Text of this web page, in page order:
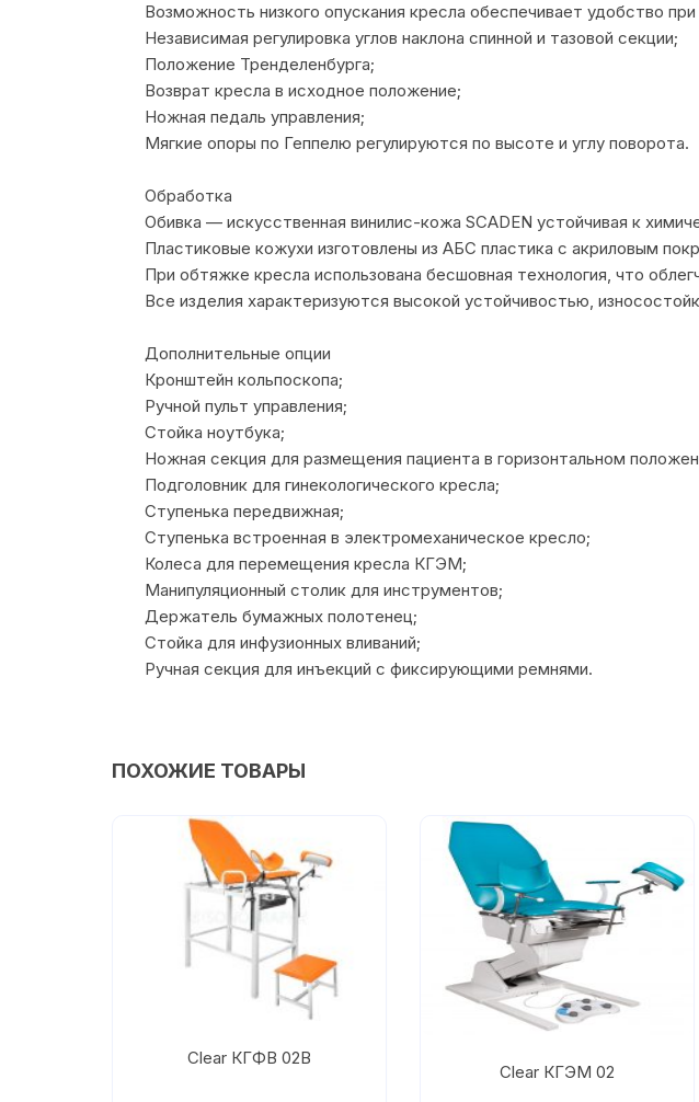
Возможность низкого опускания кресла обеспечивает удобство
Независимая регулировка углов наклона спинной и тазовой секции;
Положение Тренделенбурга;
Возврат кресла в исходное положение;
Ножная педаль управления;
Мягкие опоры по Геппелю регулируются по высоте и углу поворота.
Обработка
Обивка — искусственная винилис-кожа SCADEN устойчивая к
Пластиковые кожухи изготовлены из АБС пластика с акриловым
При обтяжке кресла использована бесшовная технология, что
Все изделия характеризуются высокой устойчивостью,
Дополнительные опции
Кронштейн кольпоскопа;
Ручной пульт управления;
Стойка ноутбука;
Ножная секция для размещения пациента в горизонтальном
Подголовник для гинекологического кресла;
Ступенька передвижная;
Ступенька встроенная в электромеханическое кресло;
Колеса для перемещения кресла КГЭМ;
Манипуляционный столик для инструментов;
Держатель бумажных полотенец;
Стойка для инфузионных вливаний;
Ручная секция для инъекций с фиксирующими ремнями.
ПОХОЖИЕ ТОВАРЫ
Clear КГФВ 02В
Clear КГЭМ 02